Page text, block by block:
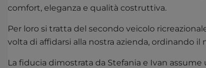
comfort, eleganza e qualità costruttiva.
Per loro si tratta del secondo veicolo
volta di affidarsi alla nostra azienda, ordinando
La fiducia dimostrata da Stefania e Ivan